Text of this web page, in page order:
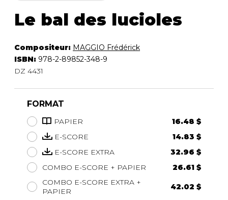
Le bal des lucioles
Compositeur: MAGGIO Frédérick
ISBN: 978-2-89852-348-9
DZ 4431
FORMAT
PAPIER
16.48 $
E-SCORE
14.83 $
E-SCORE EXTRA
32.96 $
COMBO E-SCORE + PAPIER
26.61 $
COMBO E-SCORE EXTRA +
PAPIER
42.02 $